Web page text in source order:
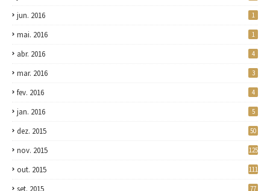
jun. 2016 1
mai. 2016 1
abr. 2016 4
mar. 2016 3
fev. 2016 4
jan. 2016 5
dez. 2015 50
nov. 2015 125
out. 2015 111
77